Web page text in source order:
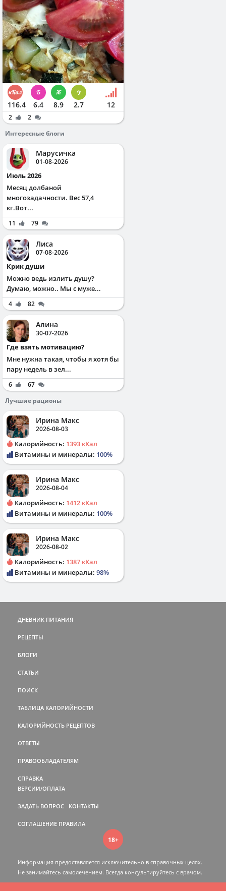
116.4 6.4 8.9 2.7 12
2
2
Интересные блоги
Марусичка
01-08-2026
Июль 2026
Месяц долбаной
многозадачности. Вес 57,4
кг.Вот...
11 79
Лиса
07-08-2026
Крик души
Можно ведь излить душу?
Думаю, можно.. Мы с муже...
4 82
Алина
30-07-2026
Где взять мотивацию?
Мне нужна такая, чтобы я хотя бы
пару недель в зел...
6
67
Лучшие рационы
Ирина Макс
2026-08-03
Калорийность: 1393 кКал
Витамины и минералы: 100%
Ирина Макс
2026-08-04
Калорийность: 1412 кКал
Витамины и минералы: 100%
Ирина Макс
2026-08-02
Калорийность: 1387 кКал
Витамины и минералы: 98%
ДНЕВНИК ПИТАНИЯ
РЕЦЕПТЫ
БЛОГИ
СТАТЬИ
ПОИСК
ТАБЛИЦА КАЛОРИЙНОСТИ
КАЛОРИЙНОСТЬ РЕЦЕПТОВ
ОТВЕТЫ
ПРАВООБЛАДАТЕЛЯМ
СПРАВКА
ВЕРСИИ/ОПЛАТА
ЗАДАТЬ ВОПРОС КОНТАКТЫ
СОГЛАШЕНИЕ ПРАВИЛА
18+
Информация предоставляется исключительно в справочных целях.
Не занимайтесь самолечением. Всегда консультируйтесь c врачом.